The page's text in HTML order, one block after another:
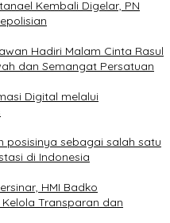
Kembali Digelar, PN
Hadiri Malam Cinta Rasul
dan Semangat Persatuan
Digital melalui
posisinya sebagai salah satu
di Indonesia
HMI Badko
Transparan dan